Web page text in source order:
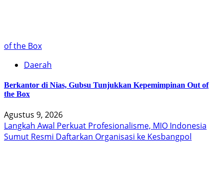
of the Box
Daerah
Berkantor di Nias, Gubsu Tunjukkan Kepemimpinan Out of
the Box
Agustus 9, 2026
Langkah Awal Perkuat Profesionalisme, MIO Indonesia
Sumut Resmi Daftarkan Organisasi ke Kesbangpol